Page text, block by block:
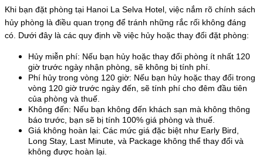
Khi bạn đặt phòng tại Hanoi La Selva Hotel, việc nắm rõ chính sách
hủy phòng là điều quan trọng để tránh những rắc rối không đáng
có. Dưới đây là các quy định về việc hủy hoặc thay đổi đặt phòng:
Hủy miễn phí: Nếu bạn hủy hoặc thay đổi phòng ít nhất 120
giờ trước ngày nhận phòng, sẽ không bị tính phí.
Phí hủy trong vòng 120 giờ: Nếu bạn hủy hoặc thay đổi trong
vòng 120 giờ trước ngày đến, sẽ tính phí cho đêm đầu tiên
của phòng và thuế.
Không đến: Nếu bạn không đến khách sạn mà không thông
báo trước, bạn sẽ bị tính 100% giá phòng và thuế.
Giá không hoàn lại: Các mức giá đặc biệt như Early Bird,
Long Stay, Last Minute, và Package không thể thay đổi và
không được hoàn lại.